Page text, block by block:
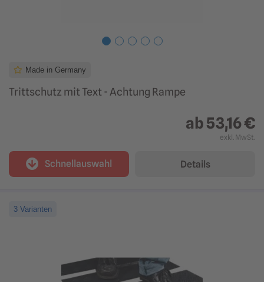
Made in Germany
Trittschutz mit Text - Achtung Rampe
ab53,16 €
exkl. MwSt.
Schnellauswahl Details
3 Varianten